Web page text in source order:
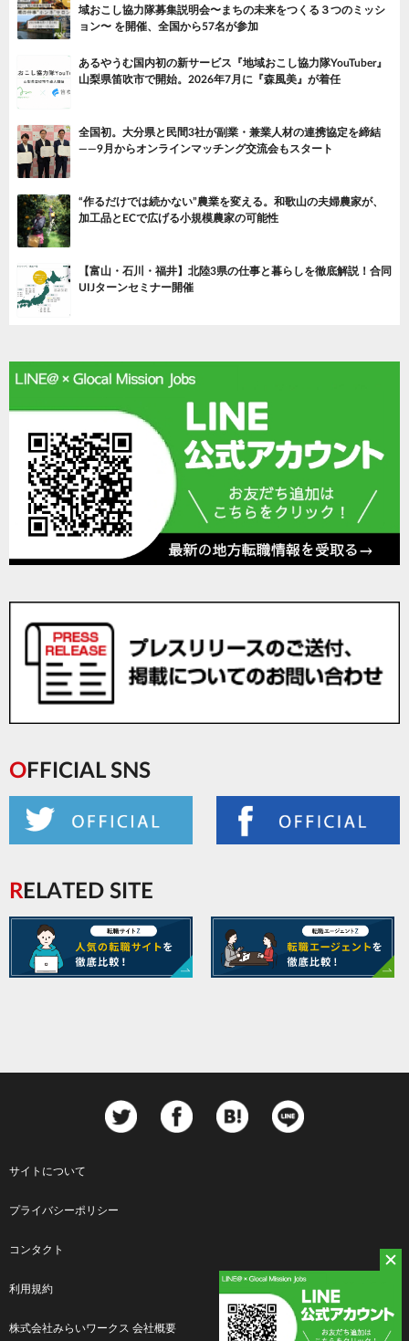
域おこし協力隊募集説明会〜まちの未来をつくる３つのミッシ
ョン〜 を開催、全国から57名が参加
あるやうむ国内初の新サービス『地域おこし協力隊YouTuber』
山梨県笛吹市で開始。2026年7月に『森風美』が着任
全国初。大分県と民間3社が副業・兼業人材の連携協定を締結
——9月からオンラインマッチング交流会もスタート
“作るだけでは続かない”農業を変える。和歌山の夫婦農家が、
加工品とECで広げる小規模農家の可能性
【富山・石川・福井】北陸3県の仕事と暮らしを徹底解説！合同
UIJターンセミナー開催
OFFICIAL SNS
RELATED SITE
Footer
サイトについて
プライバシーポリシー
コンタクト
利用規約
株式会社みらいワークス 会社概要